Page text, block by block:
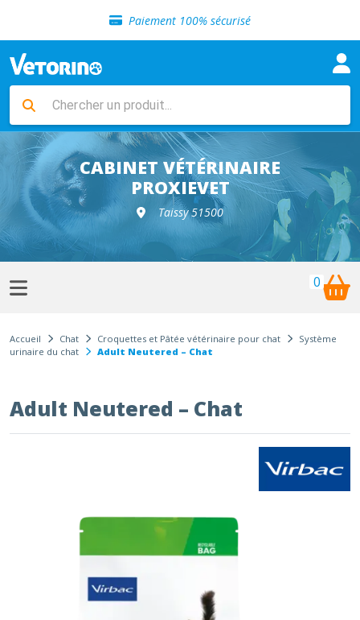
Paiement 100% sécurisé
Livraison gratuite en clinique vétérinaire
Sélection de croquettes vétérinaire
Livraison gratuite en clinique vétérinaire
Retour gratuit en clinique
Sélection de croquettes vétérinaire
CABINET VÉTÉRINAIRE
PROXIEVET
Taissy 51500
0
Accueil Chat Croquettes et Pâtée vétérinaire pour chat
Système
urinaire du chat
Adult Neutered – Chat
Adult Neutered – Chat